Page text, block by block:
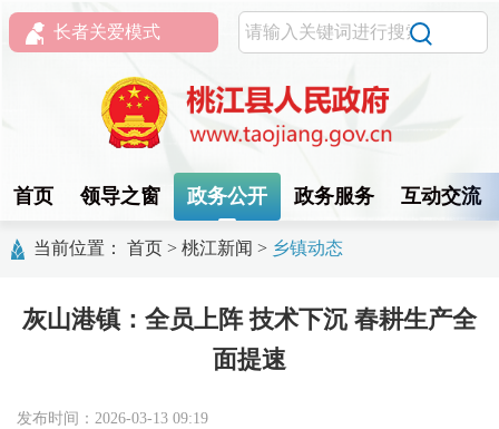
长者关爱模式
首页 领导之窗 政务公开 政务服务 互动交流
当前位置： 首页 > 桃江新闻 > 乡镇动态
灰山港镇：全员上阵 技术下沉 春耕生产全
面提速
发布时间：2026-03-13 09:19